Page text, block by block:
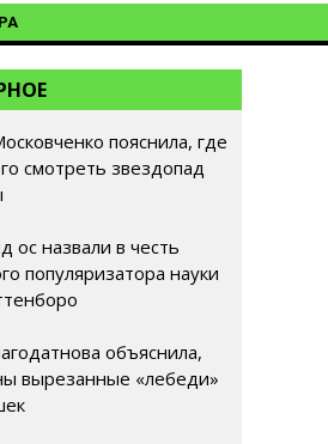
пояснила, где
смотреть звездопад
ос назвали в честь
популяризатора науки
объяснила,
вырезанные «лебеди»